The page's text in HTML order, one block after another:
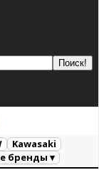
Kawasaki
бренды ▾